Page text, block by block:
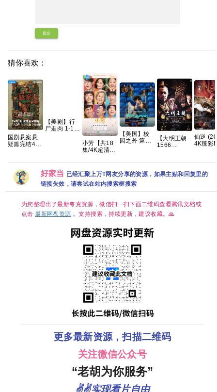
提交
猜你喜欢：
国剧悬案悬
疑篇完结4K
集上线 王传
君江奇霖杨
烁主演
【美剧】行
尸走肉 1-11
小芳【共18
集/4K超清
手慢无🈲
【王影璐、
辛云来｜喜
剧/治愈】 小
芳出嫁，鸡
八黄金档欢
喜开播🥳 带
球相亲，啼
而自由，活
出潇洒💫 婚
姻不是人生
的必选项，
幸福才是💕
夸克
【美国】校
园之外 第一
动 又名: 校园
夸克
【大明王朝
1566
与海瑞】
【国剧46集
全】
【国语中字
【豆瓣9.8
分】【剧情 /
仙逆
4K臻彩
集约
好家当 已经汇聚上万T网友分享的资源，如果主贴和回复里的
链接失效，请尝试在站内搜索框搜索
为您整理出了最新夸克资源，微信扫一扫下面二维码查看腾讯文档或
点击最新网盘资源 。支持搜索，持续更新，建议收藏。🙏
更多最新资源，扫描二维码
关注微信公众号
“老胡为你服务”
✌✌实现看片自由